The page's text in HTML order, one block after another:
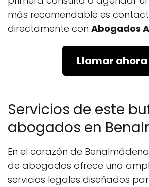
más recomendable es
directamente con Abogados
Llamar ahora
Servicios de este
abogados en
En el corazón de
de abogados ofrece una
servicios legales diseñados